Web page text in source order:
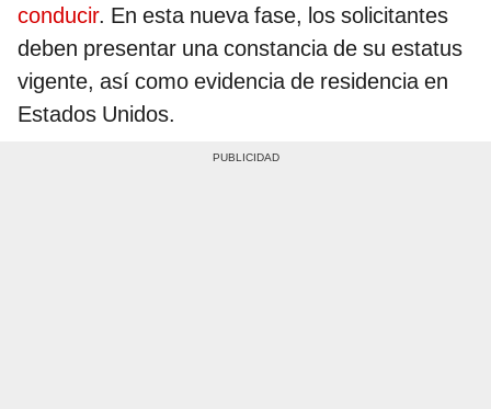
conducir. En esta nueva fase, los solicitantes
deben presentar una constancia de su estatus
vigente, así como evidencia de residencia en
Estados Unidos.